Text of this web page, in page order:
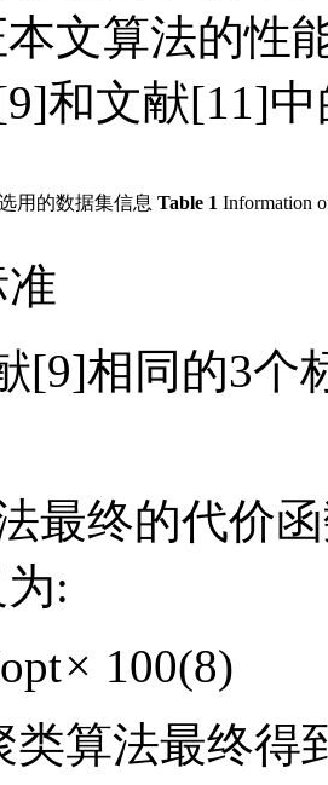
文算法的性
和文献[11]
用的数据集信息 Table 1 Information
[9]相同的3个
最终的代价
:
opt× 100(8)
类算法最终得